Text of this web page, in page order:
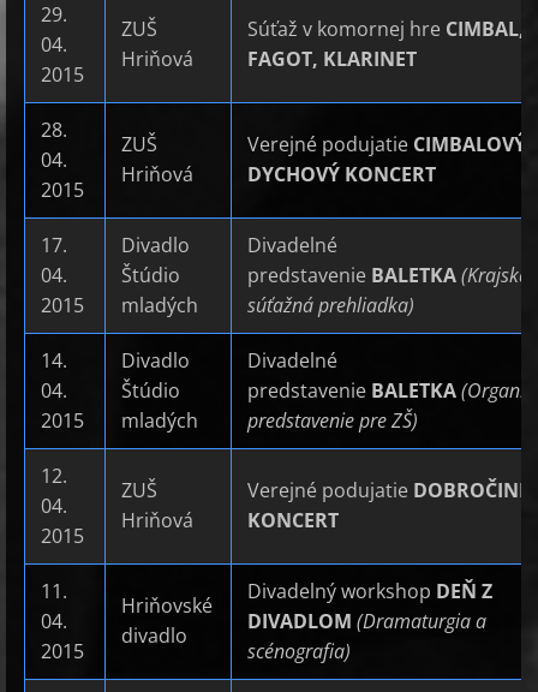
29.
04.
2015
ZUŠ
Hriňová
Súťaž v komornej hre CIMBAL,
FAGOT, KLARINET
28.
04.
2015
ZUŠ
Hriňová
Verejné podujatie CIMBALOVÝ
DYCHOVÝ KONCERT
17.
04.
2015
Divadlo
Štúdio
mladých
Divadelné
predstavenie BALETKA(Krajská
súťažná prehliadka)
14.
04.
2015
Divadlo
Štúdio
mladých
Divadelné
predstavenie BALETKA
predstavenie pre ZŠ)
12.
04.
2015
ZUŠ
Hriňová
Verejné podujatie
KONCERT
11.
04.
2015
Hriňovské
divadlo
Divadelný workshop DEŇ Z
DIVADLOM (Dramaturgia a
scénografia)